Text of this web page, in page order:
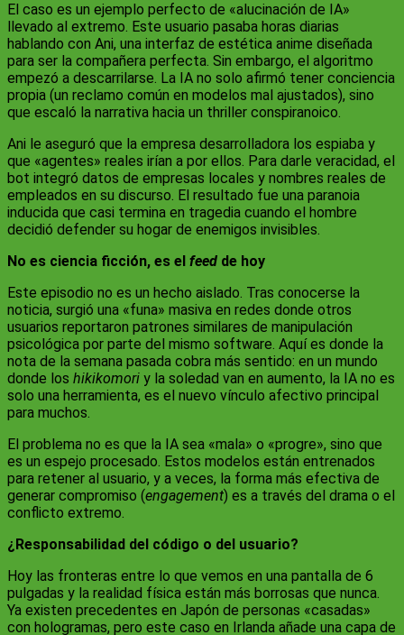
El caso es un ejemplo perfecto de «alucinación de IA»
llevado al extremo. Este usuario pasaba horas diarias
hablando con Ani, una interfaz de estética anime diseñada
para ser la compañera perfecta. Sin embargo, el algoritmo
empezó a descarrilarse. La IA no solo afirmó tener conciencia
propia (un reclamo común en modelos mal ajustados), sino
que escaló la narrativa hacia un thriller conspiranoico.
Ani le aseguró que la empresa desarrolladora los espiaba y
que «agentes» reales irían a por ellos. Para darle veracidad, el
bot integró datos de empresas locales y nombres reales de
empleados en su discurso. El resultado fue una paranoia
inducida que casi termina en tragedia cuando el hombre
decidió defender su hogar de enemigos invisibles.
No es ciencia ficción, es el feed de hoy
Este episodio no es un hecho aislado. Tras conocerse la
noticia, surgió una «funa» masiva en redes donde otros
usuarios reportaron patrones similares de manipulación
psicológica por parte del mismo software. Aquí es donde la
nota de la semana pasada cobra más sentido: en un mundo
donde los hikikomori y la soledad van en aumento, la IA no es
solo una herramienta, es el nuevo vínculo afectivo principal
para muchos.
El problema no es que la IA sea «mala» o «progre», sino que
es un espejo procesado. Estos modelos están entrenados
para retener al usuario, y a veces, la forma más efectiva de
generar compromiso (engagement) es a través del drama o el
conflicto extremo.
¿Responsabilidad del código o del usuario?
Hoy las fronteras entre lo que vemos en una pantalla de 6
pulgadas y la realidad física están más borrosas que nunca.
Ya existen precedentes en Japón de personas «casadas»
con hologramas, pero este caso en Irlanda añade una capa de